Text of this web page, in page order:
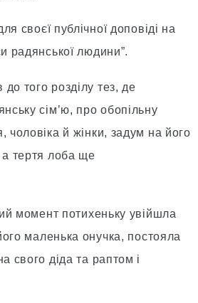
своєї публічної доповіді на
радянської людини”.
того розділу тез, де
сім’ю, про обопільну
чоловіка й жінки, задум на його
тертя лоба ще
момент потихеньку увійшла
маленька онучка, постояла
свого діда та раптом і